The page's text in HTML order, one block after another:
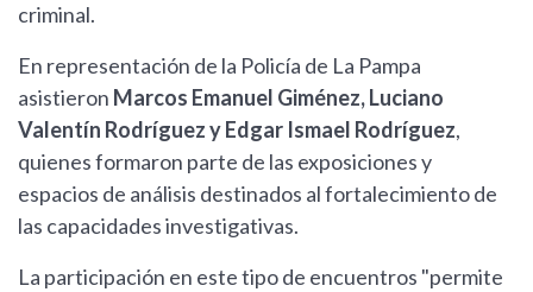
criminal.
En representación de la Policía de La Pampa
asistieron Marcos Emanuel Giménez, Luciano
Valentín Rodríguez y Edgar Ismael Rodríguez,
quienes formaron parte de las exposiciones y
espacios de análisis destinados al fortalecimiento de
las capacidades investigativas.
La participación en este tipo de encuentros "permite